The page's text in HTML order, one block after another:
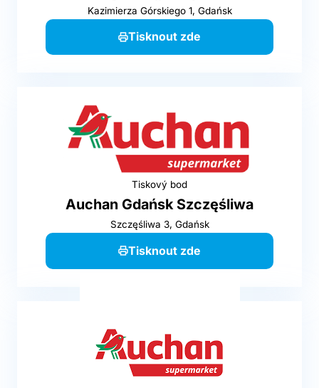
Kazimierza Górskiego 1, Gdańsk
Tisknout zde
Tiskový bod
Auchan Gdańsk Szczęśliwa
Szczęśliwa 3, Gdańsk
Tisknout zde